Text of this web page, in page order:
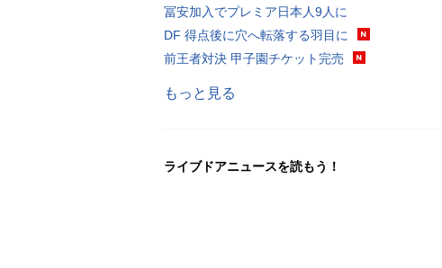
冨安加入でプレミア日本人9人に
DF 得点後に穴へ転落する羽目に
前王者対決 甲子園チケット完売
もっと見る
ライブドアニュースを読もう！